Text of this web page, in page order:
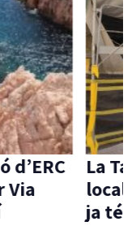
La
local
ja té
d’ERC
Via